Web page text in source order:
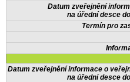
Datum zveřejnění
na úřední desce
Termín pro
Datum zveřejnění informace o
na úřední desce